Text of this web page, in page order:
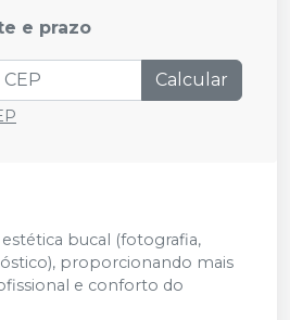
e prazo
Calcular
estética bucal (fotografia,
proporcionando mais
e conforto do